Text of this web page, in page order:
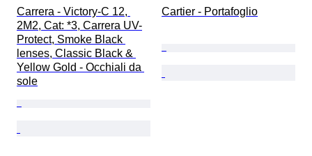
Carrera - Victory-C 12,
2M2, Cat: *3, Carrera UV-
Protect, Smoke Black
lenses, Classic Black &
Yellow Gold - Occhiali da
sole
Cartier - Portafoglio